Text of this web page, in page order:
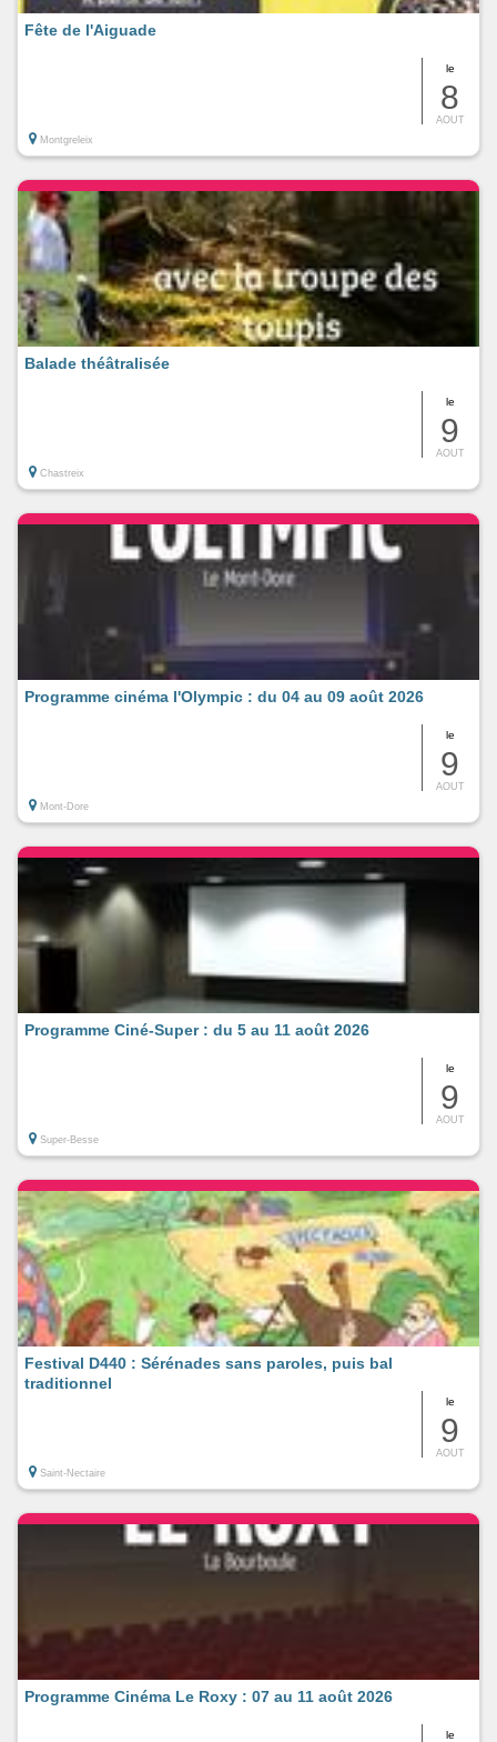
le
8
AOUT
Fête de l'Aiguade
Montgreleix
le
9
AOUT
Balade théâtralisée
Chastreix
le
9
AOUT
Programme cinéma l'Olympic : du 04 au 09 août 2026
Mont-Dore
le
9
AOUT
Programme Ciné-Super : du 5 au 11 août 2026
Super-Besse
le
9
AOUT
Festival D440 : Sérénades sans paroles, puis bal
traditionnel
Saint-Nectaire
le
Programme Cinéma Le Roxy : 07 au 11 août 2026